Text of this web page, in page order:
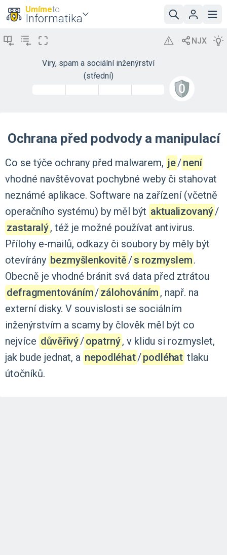
Umímeto
Informatika
Viry, spam a sociální inženýrství
(střední)
Ochrana před podvody a manipulací
Co se týče ochrany před malwarem, je‍/‌není
vhodné navštěvovat pochybné weby či stahovat
neznámé aplikace. Software na zařízení (včetně
operačního systému) by měl být aktualizovaný‍/‌
zastaralý, též je možné používat antivirus.
Přílohy e-mailů, odkazy či soubory by měly být
otevírány bezmyšlenkovitě‍/‌s rozmyslem.
Obecně je vhodné bránit svá data před ztrátou
defragmentováním‍/‌zálohováním , např. na
externí disky. V souvislosti se sociálním
inženýrstvím a scamy by člověk měl být co
nejvíce důvěřivý‍/‌opatrný, v klidu si rozmyslet,
jak bude jednat, a nepodléhat‍/‌podléhat tlaku
útočníků.